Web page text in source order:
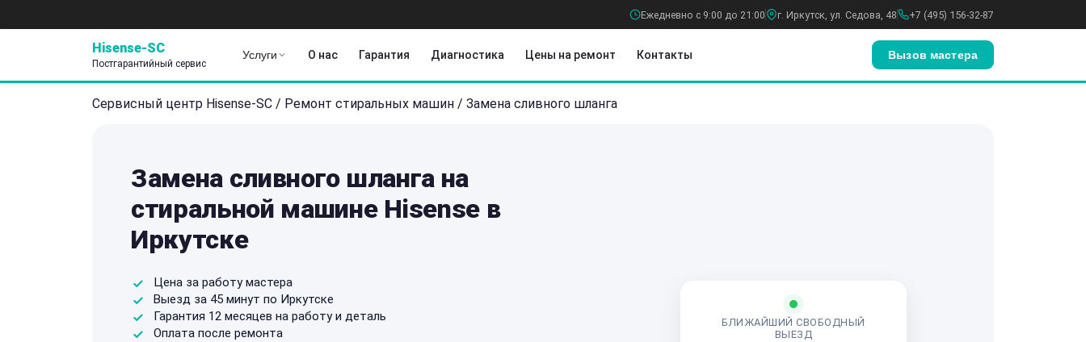
Ежедневно с 9:00 до 21:00 г. Иркутск, ул. Седова, 48 +7 (495) 156-32-87
Hisense-SC
Постгарантийный сервис
Услуги О нас Гарантия Диагностика Цены на ремонт Контакты Вызов мастера
Сервисный центр Hisense-SC / Ремонт стиральных машин / Замена сливного шланга
Замена сливного шланга на
стиральной машине Hisense в
Иркутске
Цена за работу мастера
Выезд за 45 минут по Иркутске
Гарантия 12 месяцев на работу и деталь
Оплата после ремонта
БЛИЖАЙШИЙ СВОБОДНЫЙ
ВЫЕЗД